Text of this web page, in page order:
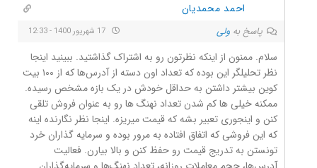
احمد محمدیان
پاسخ به ولی
سلام. ممنون از اینکه نظرتون رو به اشتراک گذاشتید. ببینید اینجا
نظر تحلیلگر این بوده که تعداد اون دسته از آدرس‌ها که از ۱۰۰ بیت
کوین بیشتر داشتن به حداقل خودش در یک بازه مشخص رسیده.
ممکنه خیلی ها کم شدن تعداد نهنگ ها رو به عنوان فروش تلقی
کنن و اینجوری تعبیر بشه که قیمت میریزه. اینجا نظر نگارنده اینه
که این فروشی که اتفاق افتاده به مرور بوده و سرمایه گذاران خرد
تونستن به تدریج قیمت رو حفظ کنن و بالا بیارن. فعالیت